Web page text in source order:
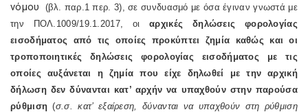
νόμου
(βλ. παρ.1 περ. 3), σε συνδυασμό με όσα έγιναν γνωστά με
την ΠΟΛ.1009/19.1.2017, οιαρχικές δηλώσεις φορολογίας
εισοδήματος από τις οποίες προκύπτει ζημία καθώς και οι
τροποποιητικές δηλώσεις φορολογίας εισοδήματος με τις
οποίες αυξάνεται η ζημία που είχε δηλωθεί με την αρχική
δήλωση δεν δύνανται κατ’ αρχήν να υπαχθούν στην παρούσα
ρύθμιση (σ.σ. κατ’ εξαίρεση, δύνανται να υπαχθούν στη ρύθμιση